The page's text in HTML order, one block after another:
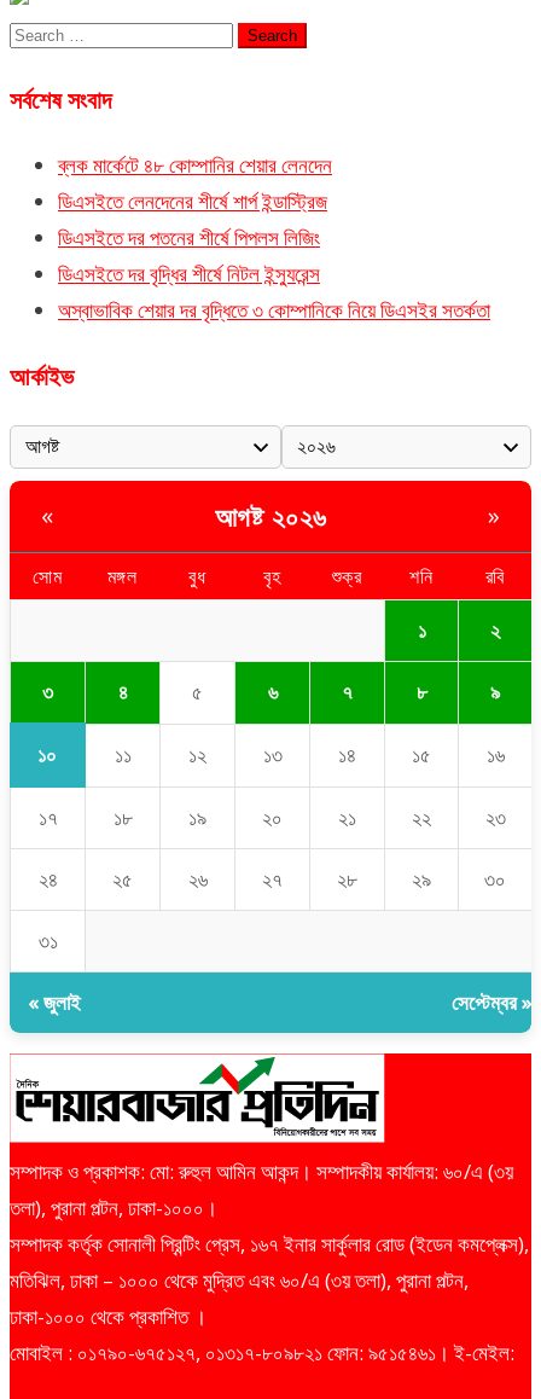
Search
সর্বশেষ সংবাদ
ব্লক মার্কেটে ৪৮ কোম্পানির শেয়ার লেনদেন
ডিএসইতে লেনদেনের শীর্ষে শার্প ইন্ডাস্ট্রিজ
ডিএসইতে দর পতনের শীর্ষে পিপলস লিজিং
ডিএসইতে দর বৃদ্ধির শীর্ষে নিটল ইন্স্যুরেন্স
অস্বাভাবিক শেয়ার দর বৃদ্ধিতে ৩ কোম্পানিকে নিয়ে ডিএসইর সতর্কতা
আর্কাইভ
« আগষ্ট ২০২৬ »
সোম মঙ্গল বুধ বৃহ শুক্র শনি রবি
১ ২
৩ ৪ ৫ ৬ ৭ ৮ ৯
১০ ১১ ১২ ১৩ ১৪ ১৫ ১৬
১৭ ১৮ ১৯ ২০ ২১ ২২ ২৩
২৪ ২৫ ২৬ ২৭ ২৮ ২৯ ৩০
৩১
« জুলাই সেপ্টেম্বর »
সম্পাদক ও প্রকাশক: মো: রুহুল আমিন আকন্দ। সম্পাদকীয় কার্যালয়: ৬০/এ (৩য়
তলা), পুরানা পল্টন, ঢাকা-১০০০।
সম্পাদক কর্তৃক সোনালী প্রিন্টিং প্রেস, ১৬৭ ইনার সার্কুলার রোড (ইডেন কমপ্লেক্স),
মতিঝিল, ঢাকা – ১০০০ থেকে মুদ্রিত এবং ৬০/এ (৩য় তলা), পুরানা পল্টন,
ঢাকা-১০০০ থেকে প্রকাশিত ।
মোবাইল : ০১৭৯০-৬৭৫১২৭, ০১৩১৭-৮০৯৮২১ ফোন: ৯৫১৫৪৬১। ই-মেইল: